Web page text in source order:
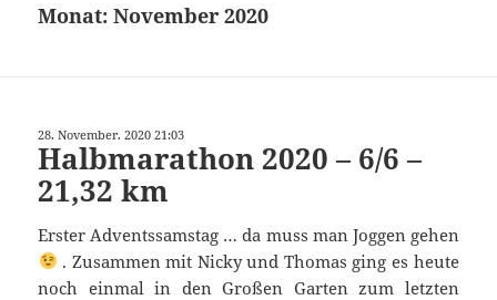
Monat:November 2020
28. November. 2020 21:03
Halbmarathon 2020 – 6/6 –
21,32 km
Erster Adventssamstag … da muss man Joggen gehen
. Zusammen mit Nicky und Thomas ging es heute
noch einmal in den Großen Garten zum letzten